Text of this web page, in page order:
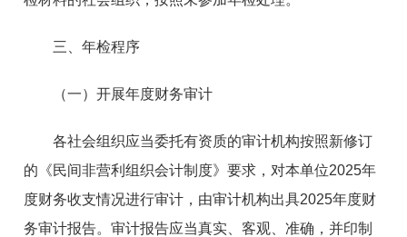
三、年检程序
（一）开展年度财务审计
各社会组织应当委托有资质的审计机构按照新修订
的《民间非营利组织会计制度》要求，对本单位2025年
度财务收支情况进行审计，由审计机构出具2025年度财
务审计报告。审计报告应当真实、客观、准确，并印制